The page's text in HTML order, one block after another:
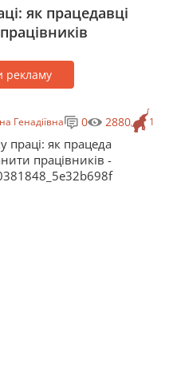
як працедавці
рекламу
Генадіївна 1
0 2880